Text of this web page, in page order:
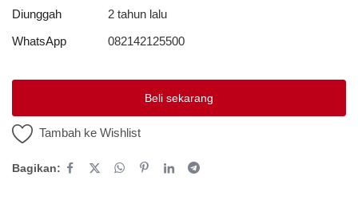
Blog
Tentang Kami
Hubungi Kami
Diunggah
2 tahun lalu
WhatsApp
082142125500
Beli sekarang
Tambah ke Wishlist
Bagikan: